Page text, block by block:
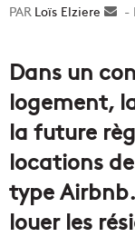
Loïs Elziere
Dans un
logement,
la future
locations
type
louer les